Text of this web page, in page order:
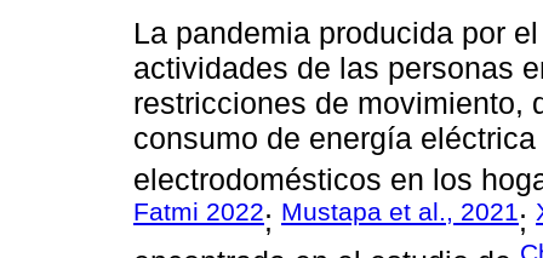
La pandemia producida por
actividades de las personas
restricciones de movimiento,
consumo de energía
electrodomésticos en los
Fatmi 2022; Mustapa et al., 2021;